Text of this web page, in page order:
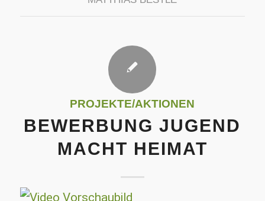
PROJEKTE/AKTIONEN
BEWERBUNG JUGEND
MACHT HEIMAT